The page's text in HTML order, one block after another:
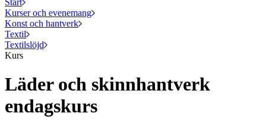
Start
Kurser och evenemang
Konst och hantverk
Textil
Textilslöjd
Kurs
Läder och skinnhantverk
endagskurs